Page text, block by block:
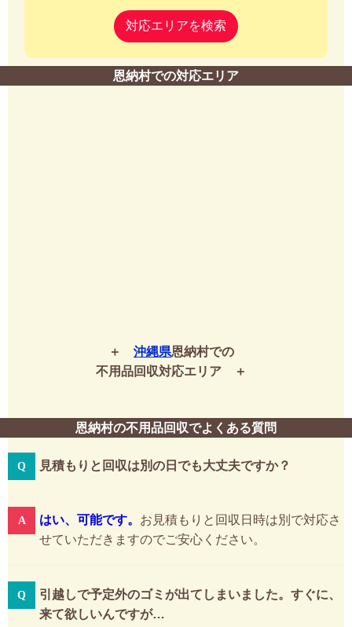
対応エリアを検索
恩納村での対応エリア
沖縄県恩納村での
不用品回収対応エリア
恩納村の不用品回収でよくある質問
見積もりと回収は別の日でも大丈夫ですか？
はい、可能です。 お見積もりと回収日時は別で対応さ
せていただきますのでご安心ください。
引越しで予定外のゴミが出てしまいました。すぐに、
来て欲しいんですが…